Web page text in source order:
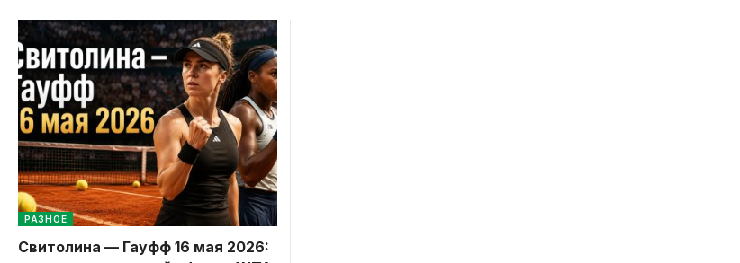
РАЗНОЕ
Свитолина — Гауфф 16 мая 2026: